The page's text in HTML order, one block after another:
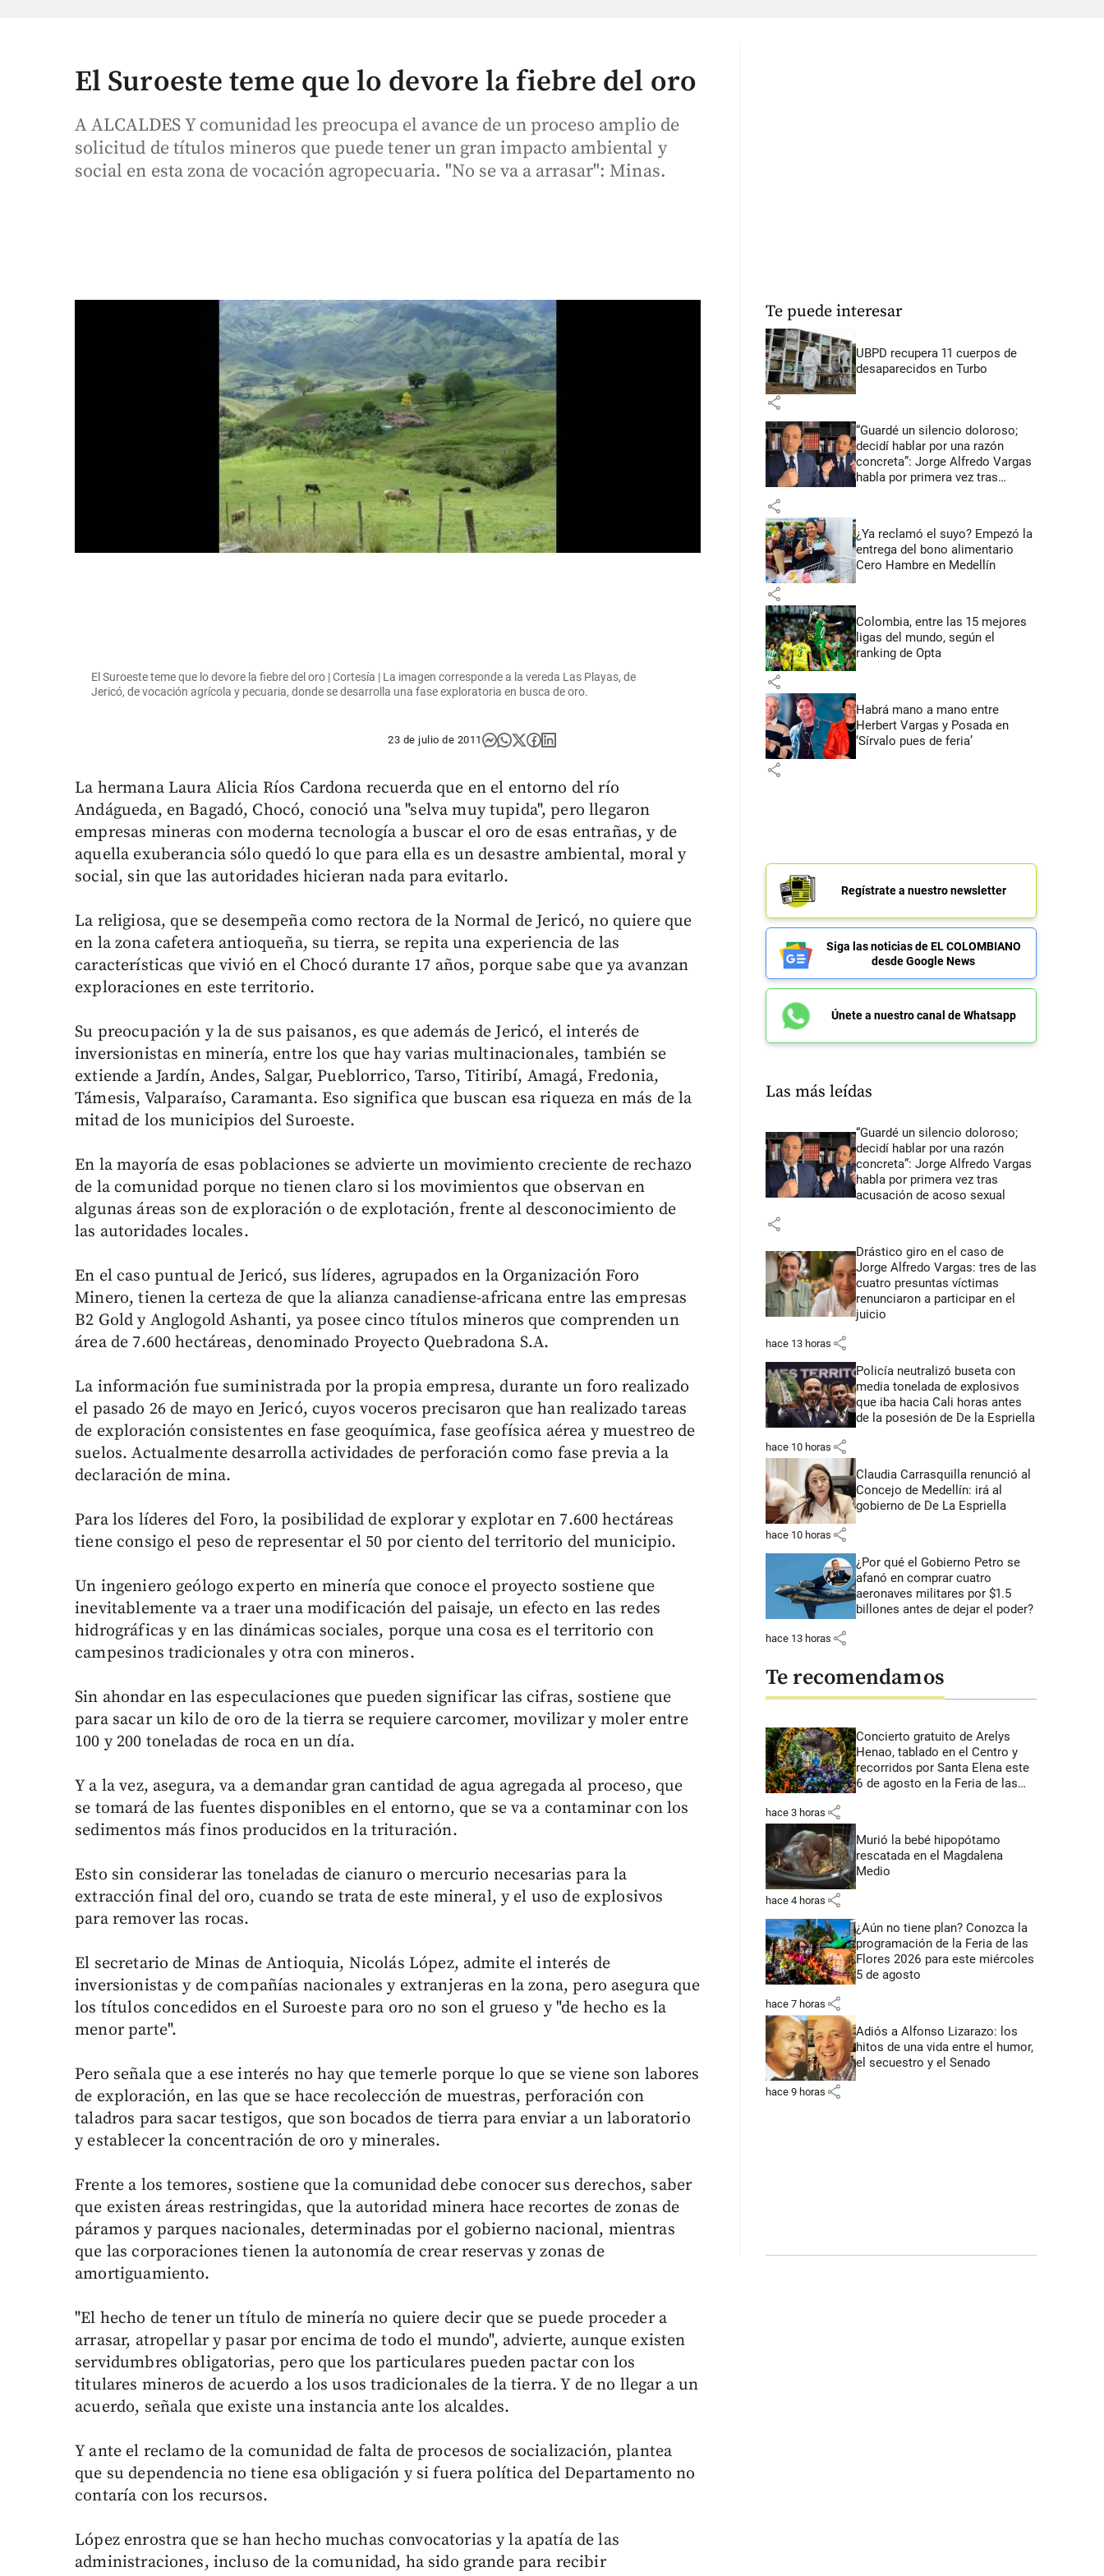
El Suroeste teme que lo devore la fiebre del oro
A ALCALDES Y comunidad les preocupa el avance de un proceso amplio de
solicitud de títulos mineros que puede tener un gran impacto ambiental y
social en esta zona de vocación agropecuaria. "No se va a arrasar": Minas.
El Suroeste teme que lo devore la fiebre del oro | Cortesía | La imagen corresponde a la vereda Las Playas, de
Jericó, de vocación agrícola y pecuaria, donde se desarrolla una fase exploratoria en busca de oro.
23 de julio de 2011
La hermana Laura Alicia Ríos Cardona recuerda que en el entorno del río
Andágueda, en Bagadó, Chocó, conoció una "selva muy tupida", pero llegaron
empresas mineras con moderna tecnología a buscar el oro de esas entrañas, y de
aquella exuberancia sólo quedó lo que para ella es un desastre ambiental, moral y
social, sin que las autoridades hicieran nada para evitarlo.
La religiosa, que se desempeña como rectora de la Normal de Jericó, no quiere que
en la zona cafetera antioqueña, su tierra, se repita una experiencia de las
características que vivió en el Chocó durante 17 años, porque sabe que ya avanzan
exploraciones en este territorio.
Su preocupación y la de sus paisanos, es que además de Jericó, el interés de
inversionistas en minería, entre los que hay varias multinacionales, también se
extiende a Jardín, Andes, Salgar, Pueblorrico, Tarso, Titiribí, Amagá, Fredonia,
Támesis, Valparaíso, Caramanta. Eso significa que buscan esa riqueza en más de la
mitad de los municipios del Suroeste.
En la mayoría de esas poblaciones se advierte un movimiento creciente de rechazo
de la comunidad porque no tienen claro si los movimientos que observan en
algunas áreas son de exploración o de explotación, frente al desconocimiento de
las autoridades locales.
En el caso puntual de Jericó, sus líderes, agrupados en la Organización Foro
Minero, tienen la certeza de que la alianza canadiense-africana entre las empresas
B2 Gold y Anglogold Ashanti, ya posee cinco títulos mineros que comprenden un
área de 7.600 hectáreas, denominado Proyecto Quebradona S.A.
La información fue suministrada por la propia empresa, durante un foro realizado
el pasado 26 de mayo en Jericó, cuyos voceros precisaron que han realizado tareas
de exploración consistentes en fase geoquímica, fase geofísica aérea y muestreo de
suelos. Actualmente desarrolla actividades de perforación como fase previa a la
declaración de mina.
Para los líderes del Foro, la posibilidad de explorar y explotar en 7.600 hectáreas
tiene consigo el peso de representar el 50 por ciento del territorio del municipio.
Un ingeniero geólogo experto en minería que conoce el proyecto sostiene que
inevitablemente va a traer una modificación del paisaje, un efecto en las redes
hidrográficas y en las dinámicas sociales, porque una cosa es el territorio con
campesinos tradicionales y otra con mineros.
Sin ahondar en las especulaciones que pueden significar las cifras, sostiene que
para sacar un kilo de oro de la tierra se requiere carcomer, movilizar y moler entre
100 y 200 toneladas de roca en un día.
Y a la vez, asegura, va a demandar gran cantidad de agua agregada al proceso, que
se tomará de las fuentes disponibles en el entorno, que se va a contaminar con los
sedimentos más finos producidos en la trituración.
Esto sin considerar las toneladas de cianuro o mercurio necesarias para la
extracción final del oro, cuando se trata de este mineral, y el uso de explosivos
para remover las rocas.
El secretario de Minas de Antioquia, Nicolás López, admite el interés de
inversionistas y de compañías nacionales y extranjeras en la zona, pero asegura que
los títulos concedidos en el Suroeste para oro no son el grueso y "de hecho es la
menor parte".
Pero señala que a ese interés no hay que temerle porque lo que se viene son labores
de exploración, en las que se hace recolección de muestras, perforación con
taladros para sacar testigos, que son bocados de tierra para enviar a un laboratorio
y establecer la concentración de oro y minerales.
Frente a los temores, sostiene que la comunidad debe conocer sus derechos, saber
que existen áreas restringidas, que la autoridad minera hace recortes de zonas de
páramos y parques nacionales, determinadas por el gobierno nacional, mientras
que las corporaciones tienen la autonomía de crear reservas y zonas de
amortiguamiento.
"El hecho de tener un título de minería no quiere decir que se puede proceder a
arrasar, atropellar y pasar por encima de todo el mundo", advierte, aunque existen
servidumbres obligatorias, pero que los particulares pueden pactar con los
titulares mineros de acuerdo a los usos tradicionales de la tierra. Y de no llegar a un
acuerdo, señala que existe una instancia ante los alcaldes.
Y ante el reclamo de la comunidad de falta de procesos de socialización, plantea
que su dependencia no tiene esa obligación y si fuera política del Departamento no
contaría con los recursos.
López enrostra que se han hecho muchas convocatorias y la apatía de las
administraciones, incluso de la comunidad, ha sido grande para recibir
Te puede interesar
UBPD recupera 11 cuerpos de
desaparecidos en Turbo
share
“Guardé un silencio doloroso;
decidí hablar por una razón
concreta”: Jorge Alfredo Vargas
habla por primera vez tras
share
¿Ya reclamó el suyo? Empezó la
entrega del bono alimentario
Cero Hambre en Medellín
share
Colombia, entre las 15 mejores
ligas del mundo, según el
ranking de Opta
share
Habrá mano a mano entre
Herbert Vargas y Posada en
‘Sírvalo pues de feria’
share
Regístrate a nuestro newsletter
Siga las noticias de EL COLOMBIANO
desde Google News
Únete a nuestro canal de Whatsapp
Las más leídas
“Guardé un silencio doloroso;
decidí hablar por una razón
concreta”: Jorge Alfredo Vargas
habla por primera vez tras
acusación de acoso sexual
share
Drástico giro en el caso de
Jorge Alfredo Vargas: tres de las
cuatro presuntas víctimas
renunciaron a participar en el
juicio
hace 13 horas share
Policía neutralizó buseta con
media tonelada de explosivos
que iba hacia Cali horas antes
de la posesión de De la Espriella
hace 10 horas share
Claudia Carrasquilla renunció al
Concejo de Medellín: irá al
gobierno de De La Espriella
hace 10 horas share
¿Por qué el Gobierno Petro se
afanó en comprar cuatro
aeronaves militares por $1.5
billones antes de dejar el poder?
hace 13 horas share
Te recomendamos
Concierto gratuito de Arelys
Henao, tablado en el Centro y
recorridos por Santa Elena este
6 de agosto en la Feria de las
hace 3 horas share
Murió la bebé hipopótamo
rescatada en el Magdalena
Medio
hace 4 horas share
¿Aún no tiene plan? Conozca la
programación de la Feria de las
Flores 2026 para este miércoles
5 de agosto
hace 7 horas share
Adiós a Alfonso Lizarazo: los
hitos de una vida entre el humor,
el secuestro y el Senado
hace 9 horas share